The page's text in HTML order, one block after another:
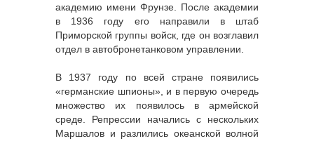
академию имени Фрунзе. После академии
в 1936 году его направили в штаб
Приморской группы войск, где он возглавил
отдел в автобронетанковом управлении.
В 1937 году по всей стране появились
«германские шпионы», и в первую очередь
множество их появилось в армейской
среде. Репрессии начались с нескольких
Маршалов и разлились океанской волной